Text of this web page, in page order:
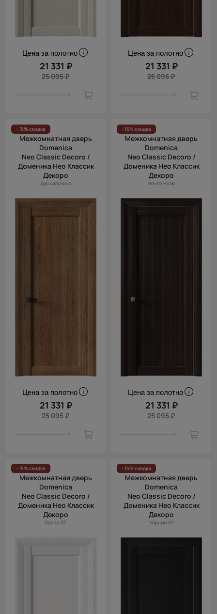
Цена за полотно
21 331 ₽
25 095 ₽
Цена за полотно
21 331 ₽
25 095 ₽
- 15% скидка
Межкомнатная дверь
Domenica
Neo Classic Decoro /
Доменика Нео Классик
Декоро
Дуб капучино
Цена за полотно
21 331 ₽
25 095 ₽
- 15% скидка
Межкомнатная дверь
Domenica
Neo Classic Decoro /
Доменика Нео Классик
Декоро
Венге Нуар
Цена за полотно
21 331 ₽
25 095 ₽
- 15% скидка
Межкомнатная дверь
Domenica
Neo Classic Decoro /
Доменика Нео Классик
Декоро
Белая ST
- 15% скидка
Межкомнатная дверь
Domenica
Neo Classic Decoro /
Доменика Нео Классик
Декоро
Чёрный ST